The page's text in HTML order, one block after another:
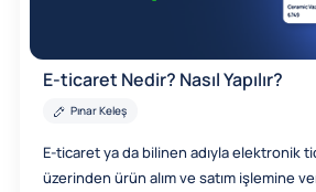
E-ticaret Nedir? Nasıl Yapılır?
Pınar Keleş
E-ticaret ya da bilinen adıyla elektronik
üzerinden ürün alım ve satım işlemine